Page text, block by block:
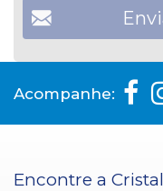
Acompanhe:
Encontre a Cristal